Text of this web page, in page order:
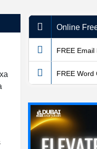
Online
FREE Email
FREE Word